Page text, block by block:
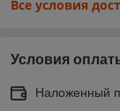
Все условия
Условия
Наложенный